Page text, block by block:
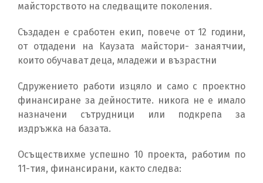
майсторството на следващите поколения.
Създаден е сработен екип, повече от 12 години,
от отдадени на Каузата майстори- занаятчии,
които обучават деца, младежи и възрастни
Сдружението работи изцяло и само с проектно
финансиране за дейностите. никога не е имало
назначени сътрудници или подкрепа за
издръжка на базата.
Осъществихме успешно 10 проекта, работим по
11-тия, финансирани, както следва: